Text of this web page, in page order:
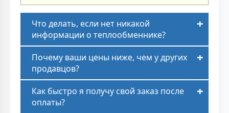
Что делать, если нет никакой
информации о теплообменнике?
Почему ваши цены ниже, чем у других
продавцов?
Как быстро я получу свой заказ после
оплаты?